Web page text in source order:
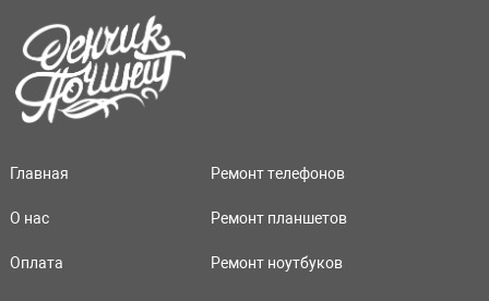
Главная
О нас
Оплата
Ремонт телефонов
Ремонт планшетов
Ремонт ноутбуков